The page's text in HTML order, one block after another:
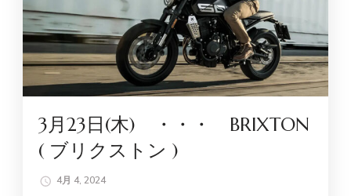
3月23日(木) ・・・ BRIXTON
( ブリクストン )
4月 4, 2024